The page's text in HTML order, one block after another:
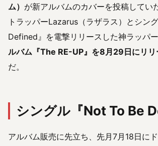
ム） が新アルバムのカバーを投稿してい
トラッパーLazarus（ラザラス）とシン
Defined』を電撃リリースした神ラッパ
ルバム『The RE-UP』を8月29日にリリ
だ。
シングル『Not To Be
アルバム販売に先立ち、先月7月18日に